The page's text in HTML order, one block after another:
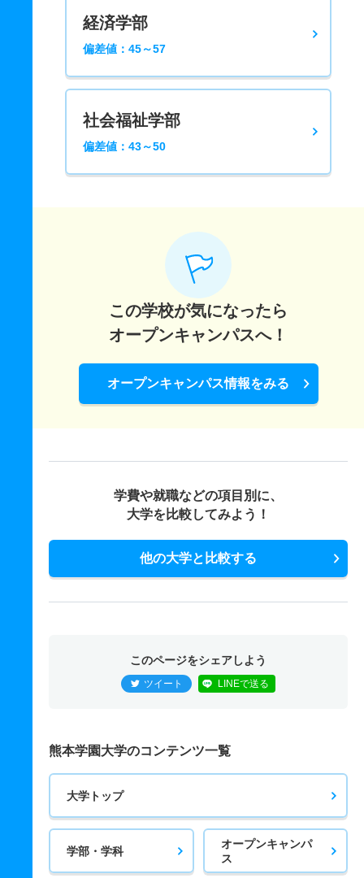
経済学部
偏差値：45～57
社会福祉学部
偏差値：43～50
この学校が気になったら
オープンキャンパスへ！
オープンキャンパス情報をみる
学費や就職などの項目別に、
大学を比較してみよう！
他の大学と比較する
このページをシェアしよう
ツイート LINEで送る
熊本学園大学のコンテンツ一覧
大学トップ
学部・学科
オープンキャンパ
ス